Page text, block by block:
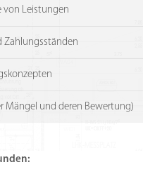
von Leistungen
Zahlungsständen
Mängel und deren Bewertung)